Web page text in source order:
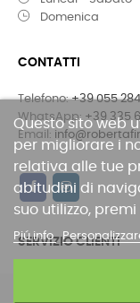
Domenica
CONTATTI
Telefono:+39 055
WhatsApp: +39 335
Email:
SERVIZIO CLIENTI
Questo sito web
per migliorare i
relativa alle tue
abitudini di
suo utilizzo,
Piú info